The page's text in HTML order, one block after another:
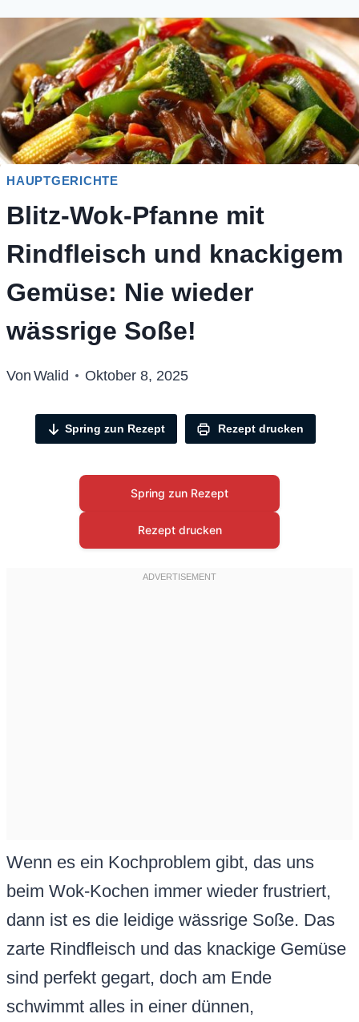
HAUPTGERICHTE
Blitz-Wok-Pfanne mit
Rindfleisch und knackigem
Gemüse: Nie wieder
wässrige Soße!
Von Walid Oktober 8, 2025
Spring zun Rezept Rezept drucken
Spring zun Rezept
Rezept drucken
Wenn es ein Kochproblem gibt, das uns
beim Wok-Kochen immer wieder frustriert,
dann ist es die leidige wässrige Soße. Das
zarte Rindfleisch und das knackige Gemüse
sind perfekt gegart, doch am Ende
schwimmt alles in einer dünnen,